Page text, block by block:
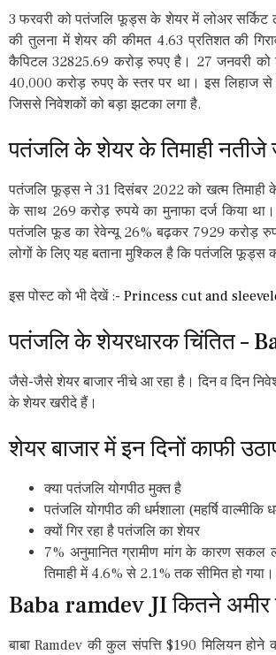
3 फरवरी को पतंजलि फूड्स के शेयर में लोअर सर्किट
की तुलना में शेयर की कीमत 4.63 प्रतिशत की
कैपिटल 32825.69 करोड़ रुपए है। 27 जनवरी
40,000 करोड़ रुपए के स्तर पर था। इस लिहाज
जिससे निवेशकों को बड़ा झटका लगा है.
पतंजलि के शेयर के तिमाही नतीजे
पतंजलि फूड्स ने 31 दिसंबर 2022 को खत्म तिमाही
के साथ 269 करोड़ रुपये का मुनाफा दर्ज किया
पतंजलि फूड का रेवेन्यू 26% बढ़कर 7929 करोड़
लोगों के लिए यह बताना मुश्किल है कि पतंजलि फूड्स
इस पोस्ट को भी देखें :- Princess cut and
पतंजलि के शेयरधारक चिंतित –
जैसे-जैसे शेयर बाजार नीचे आ रहा है। दिन व दिन
के शेयर खरीदे हैं।
शेयर बाजार में इन दिनों काफी
क्या पतंजलि योगपीठ मुक्त है
पतंजलि योगपीठ की धर्मशाला (महर्षि
क्यों गिर रहा है पतंजलि का शेयर
7% अनुमानित ग्रामीण मांग के कारण सकल
तिमाही में 4.6% से 2.1% तक सीमित हो
Baba ramdev JI कितने अमीर
बाबा Ramdev की कुल संपत्ति $190 मिलियन